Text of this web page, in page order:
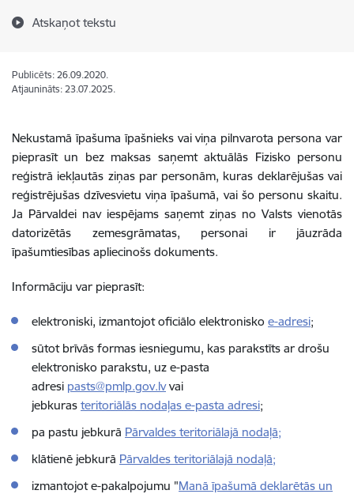
Atskaņot tekstu
Publicēts: 26.09.2020.
Atjaunināts: 23.07.2025.
Nekustamā īpašuma īpašnieks vai viņa pilnvarota persona var
pieprasīt un bez maksas saņemt aktuālās Fizisko personu
reģistrā iekļautās ziņas par personām, kuras deklarējušas vai
reģistrējušas dzīvesvietu viņa īpašumā, vai šo personu skaitu.
Ja Pārvaldei nav iespējams saņemt ziņas no Valsts vienotās
datorizētās zemesgrāmatas, personai ir jāuzrāda
īpašumtiesības apliecinošs dokuments.
Informāciju var pieprasīt:
elektroniski, izmantojot oficiālo elektronisko e-adresi;
sūtot brīvās formas iesniegumu, kas parakstīts ar drošu
elektronisko parakstu, uz e-pasta
adresi pasts@pmlp.gov.lvvai
jebkuras teritoriālās nodaļas e-pasta adresi;
pa pastu jebkurā Pārvaldes teritoriālajā nodaļā;
klātienē jebkurā Pārvaldes teritoriālajā nodaļā;
izmantojot e-pakalpojumu "Manā īpašumā deklarētās un